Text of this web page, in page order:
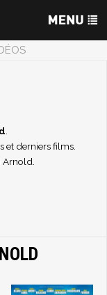
et derniers films.
Arnold.